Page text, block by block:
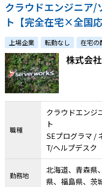
クラウドエンジニア/
ト【完全在宅×全国
も様々なプロジェク
フェッショナルと技
して成長しましょう！
上場企業 転勤なし 在宅の
株式会
職種
クラウドエンジ
ト
SEプログラマ /
T/ヘルプデスク
勤務地
北海道、青森県
県、福島県、茨